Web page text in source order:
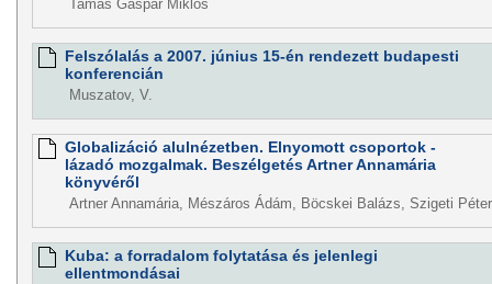
Tamás Gáspár Miklós
Felszólalás a 2007. június 15-én rendezett budapesti
konferencián
Muszatov, V.
Globalizáció alulnézetben. Elnyomott csoportok -
lázadó mozgalmak. Beszélgetés Artner Annamária
könyvéről
Artner Annamária, Mészáros Ádám, Böcskei Balázs, Szigeti Péter
Kuba: a forradalom folytatása és jelenlegi
ellentmondásai